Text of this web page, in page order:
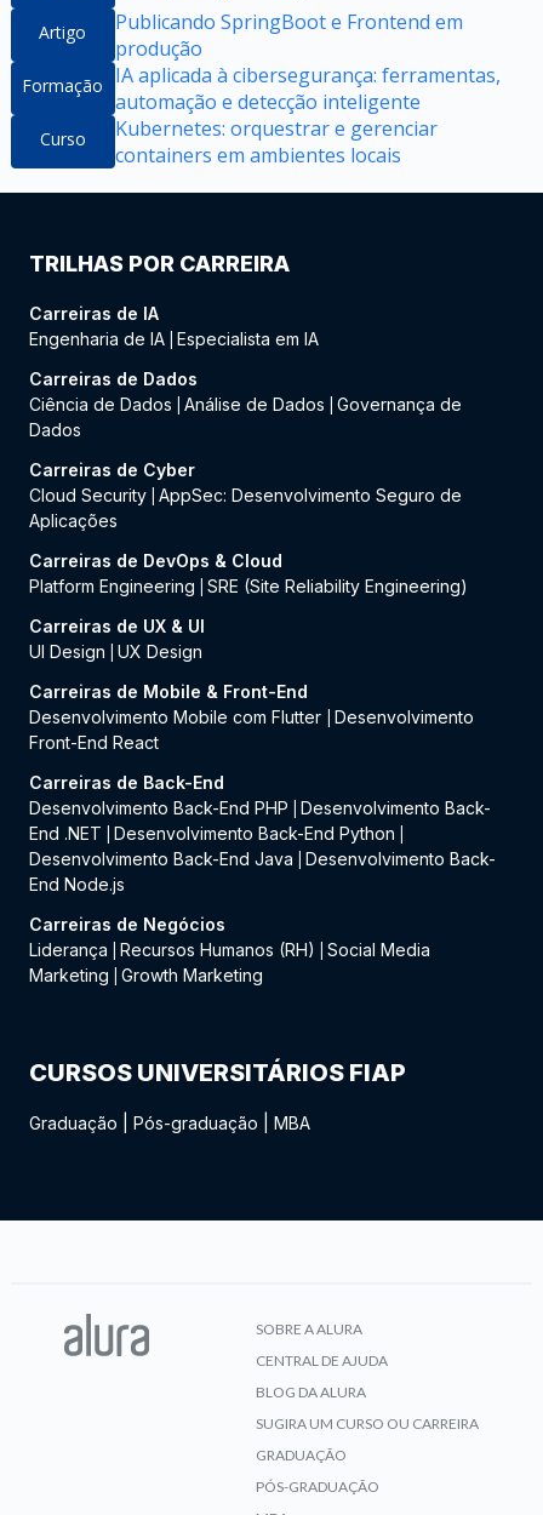
Artigo
Publicando SpringBoot e Frontend em
produção
Formação
IA aplicada à cibersegurança: ferramentas,
automação e detecção inteligente
Curso
Kubernetes: orquestrar e gerenciar
containers em ambientes locais
TRILHAS POR CARREIRA
Carreiras de IA
Engenharia de IA Especialista em IA
Carreiras de Dados
Ciência de Dados
Análise de Dados
Governança de
Dados
Carreiras de Cyber
Cloud Security AppSec: Desenvolvimento Seguro de
Aplicações
Carreiras de DevOps & Cloud
Platform Engineering
SRE (Site Reliability Engineering)
Carreiras de UX & UI
UI Design
UX Design
Carreiras de Mobile & Front-End
Desenvolvimento Mobile com Flutter
Desenvolvimento
Front-End React
Carreiras de Back-End
Desenvolvimento Back-End PHP
Desenvolvimento Back-
End .NET
Desenvolvimento Back-End Python
Desenvolvimento Back-End Java
Desenvolvimento Back-
End Node.js
Carreiras de Negócios
Liderança
Recursos Humanos (RH)
Social Media
Marketing
Growth Marketing
CURSOS UNIVERSITÁRIOS FIAP
Graduação Pós-graduação MBA
SOBRE A ALURA
CENTRAL DE AJUDA
BLOG DA ALURA
SUGIRA UM CURSO OU CARREIRA
GRADUAÇÃO
PÓS-GRADUAÇÃO